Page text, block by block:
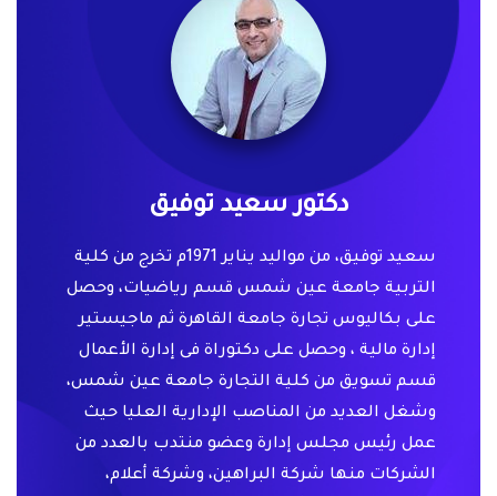
دكتور سعيد توفيق
سعيد توفيق، من مواليد يناير 1971م تخرج من كلية
التربية جامعة عين شمس قسم رياضيات، وحصل
على بكاليوس تجارة جامعة القاهرة ثم ماجيستير
إدارة مالية ، وحصل على دكتوراة فى إدارة الأعمال
قسم تسويق من كلية التجارة جامعة عين شمس،
وشغل العديد من المناصب الإدارية العليا حيث
عمل رئيس مجلس إدارة وعضو منتدب بالعدد من
الشركات منها شركة البراهين، وشركة أعلام،